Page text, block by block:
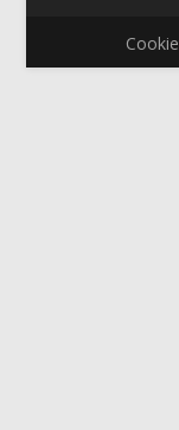
Cookie